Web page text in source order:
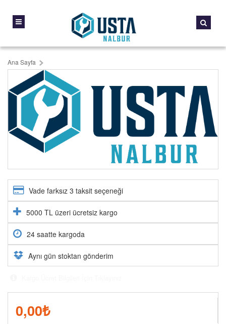
Ana Sayfa
Vade farksız 3 taksit seçeneği
5000 TL üzeri ücretsiz kargo
24 saatte kargoda
Aynı gün stoktan gönderim
0,00₺